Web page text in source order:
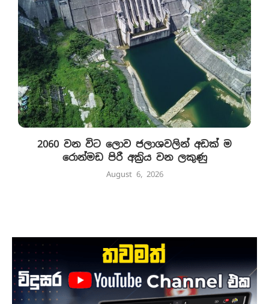
2060 වන විට ලොව ජලාශවලින් අඩක් ම
රොන්මඩ පිරී අක්‍රිය වන ලකුණු
August 6, 2026